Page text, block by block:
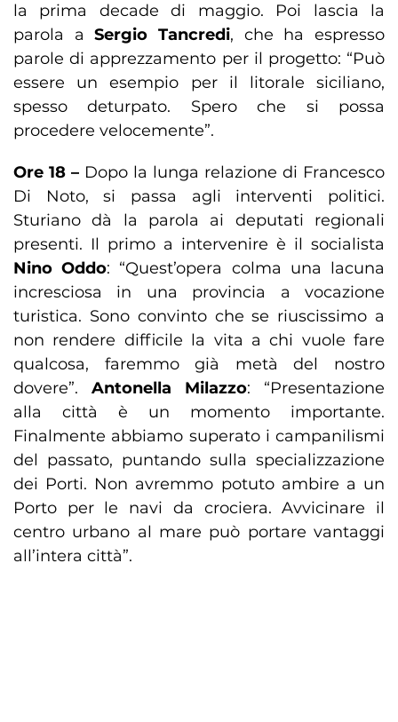
la prima decade di maggio. Poi lascia la
parola aSergio Tancredi, che ha espresso
parole di apprezzamento per il progetto: “Può
essere un esempio per il litorale siciliano,
spesso deturpato. Spero che si possa
procedere velocemente”.
Ore 18 – Dopo la lunga relazione di Francesco
Di Noto, si passa agli interventi politici.
Sturiano dà la parola ai deputati regionali
presenti. Il primo a intervenire è il socialista
Nino Oddo: “Quest’opera colma una lacuna
incresciosa in una provincia a vocazione
turistica. Sono convinto che se riuscissimo a
non rendere difficile la vita a chi vuole fare
qualcosa, faremmo già metà del nostro
dovere”. Antonella Milazzo: “Presentazione
alla città è un momento importante.
Finalmente abbiamo superato i campanilismi
del passato, puntando sulla specializzazione
dei Porti. Non avremmo potuto ambire a un
Porto per le navi da crociera. Avvicinare il
centro urbano al mare può portare vantaggi
all’intera città”.